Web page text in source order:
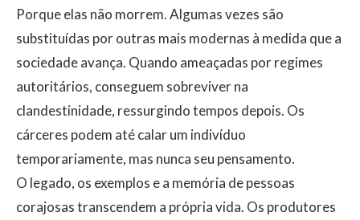
Porque elas não morrem. Algumas vezes são
substituídas por outras mais modernas à medida que a
sociedade avança. Quando ameaçadas por regimes
autoritários, conseguem sobreviver na
clandestinidade, ressurgindo tempos depois. Os
cárceres podem até calar um indivíduo
temporariamente, mas nunca seu pensamento.
​O legado, os exemplos e a memória de pessoas
corajosas transcendem a própria vida. Os produtores